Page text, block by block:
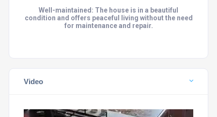
Well-maintained: The house is in a beautiful
condition and offers peaceful living without the need
for maintenance and repair.
Video